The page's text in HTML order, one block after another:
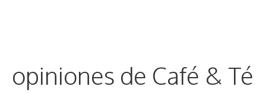
opiniones de Café & Té